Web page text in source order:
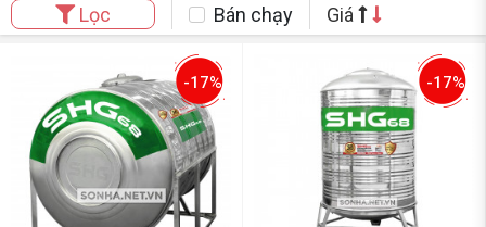
Lọc Bán chạy Giá
-17% -17%